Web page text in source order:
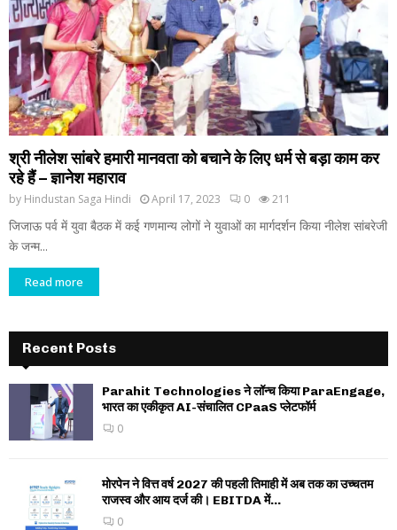
श्री नीलेश सांबरे हमारी मानवता को बचाने के लिए धर्म से बड़ा काम कर
रहे हैं – ज्ञानेश महाराव
by Hindustan Saga Hindi April 17, 2023 0 211
जिजाऊ पर्व में युवा बैठक में कई गणमान्य लोगों ने युवाओं का मार्गदर्शन किया नीलेश सांबरेजी
के जन्म...
Read more
Recent Posts
Parahit Technologies ने लॉन्च किया ParaEngage,
भारत का एकीकृत AI-संचालित CPaaS प्लेटफॉर्म
0
मोरपेन ने वित्त वर्ष 2027 की पहली तिमाही में अब तक का उच्चतम
राजस्व और आय दर्ज की। EBITDA में...
0